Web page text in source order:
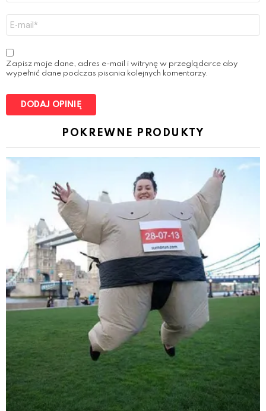
z
w
a
m
a
i
l
*
Zapisz moje dane, adres e-mail i witrynę w przeglądarce aby
wypełnić dane podczas pisania kolejnych komentarzy.
POKREWNE PRODUKTY